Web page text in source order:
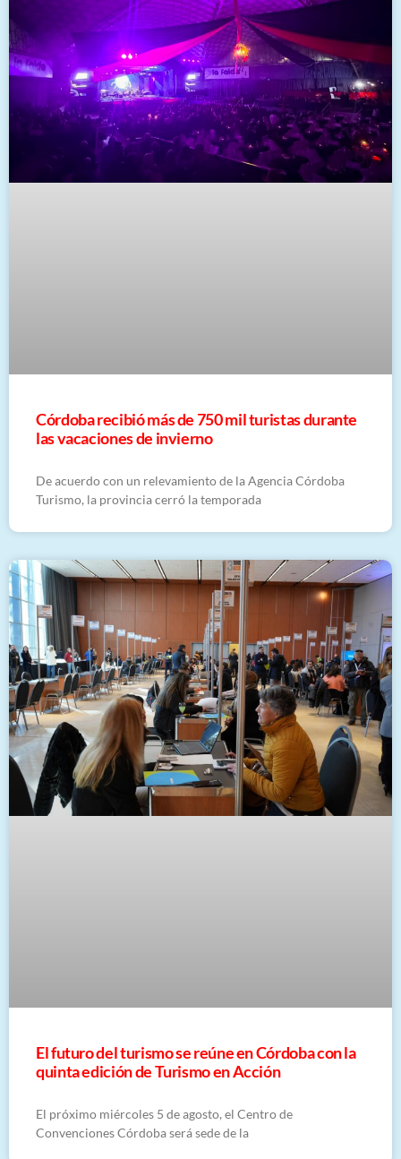
Córdoba recibió más de 750 mil turistas durante
las vacaciones de invierno
De acuerdo con un relevamiento de la Agencia Córdoba
Turismo, la provincia cerró la temporada
El futuro del turismo se reúne en Córdoba con la
quinta edición de Turismo en Acción
El próximo miércoles 5 de agosto, el Centro de
Convenciones Córdoba será sede de la